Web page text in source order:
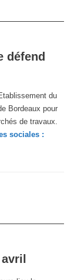
défend
du
Bordeaux pour
de travaux.
sociales :